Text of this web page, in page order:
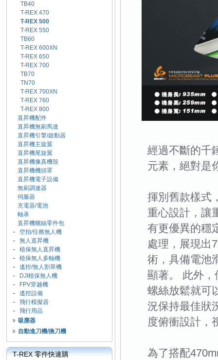
TB40
T-REX 470
T-REX 500
T-REX 550
TB60
T-REX 600XN
T-REX 650
T-REX 700
TB70
TN70
T-REX 700XN
T-REX 760
T-REX 800
直昇機配件
直昇機無刷馬達
直昇機引擎/啟動器
直昇機主旋翼
直昇機尾旋翼
直昇機像真機殼
直昇機機頭罩
直昇機電子設備
無刷調速器
伺服器
充電器/電池
軸承
直昇機螺絲零件包
- 空拍/任務無人機
- 無人直昇機
- 植保無人直昇機
- 植保無人多軸機
- 遙控/無人割草機
-
DJI植保無人機
-
FPV穿越機
- 遙控設備
- 飛行模擬器
- 飛行用品
吸塵器
自動進刀機/換刀機
T-REX 零件快速購
經過不斷的千
元素，絕對是
揮別舊款樣式
重心設計，讓
有更優異的穩
處理，展現出
術，具備電池
顯著。 此外
螺絲放鬆就可
況保持最佳狀
度俯衝設計，
為了搭配